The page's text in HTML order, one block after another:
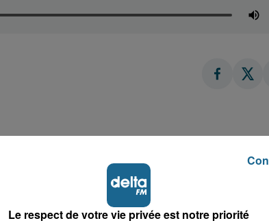
Le respect de votre vie privée est notre priorité